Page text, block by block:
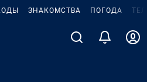
ЗНАКОМСТВА ПОГОДА